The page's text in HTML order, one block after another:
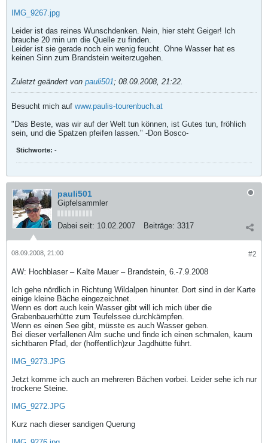
IMG_9267.jpg
Leider ist das reines Wunschdenken. Nein, hier steht Geiger! Ich
brauche 20 min um die Quelle zu finden.
Leider ist sie gerade noch ein wenig feucht. Ohne Wasser hat es
keinen Sinn zum Brandstein weiterzugehen.
Zuletzt geändert von pauli501; 08.09.2008, 21:22.
Besucht mich auf www.paulis-tourenbuch.at
"Das Beste, was wir auf der Welt tun können, ist Gutes tun, fröhlich
sein, und die Spatzen pfeifen lassen." -Don Bosco-
Stichworte: -
pauli501
Gipfelsammler
Dabei seit: 10.02.2007 Beiträge: 3317
#2
08.09.2008, 21:00
AW: Hochblaser – Kalte Mauer – Brandstein, 6.-7.9.2008
Ich gehe nördlich in Richtung Wildalpen hinunter. Dort sind in der Karte
einige kleine Bäche eingezeichnet.
Wenn es dort auch kein Wasser gibt will ich mich über die
Grabenbauerhütte zum Teufelssee durchkämpfen.
Wenn es einen See gibt, müsste es auch Wasser geben.
Bei dieser verfallenen Alm suche und finde ich einen schmalen, kaum
sichtbaren Pfad, der (hoffentlich)zur Jagdhütte führt.
IMG_9273.JPG
Jetzt komme ich auch an mehreren Bächen vorbei. Leider sehe ich nur
trockene Steine.
IMG_9272.JPG
Kurz nach dieser sandigen Querung